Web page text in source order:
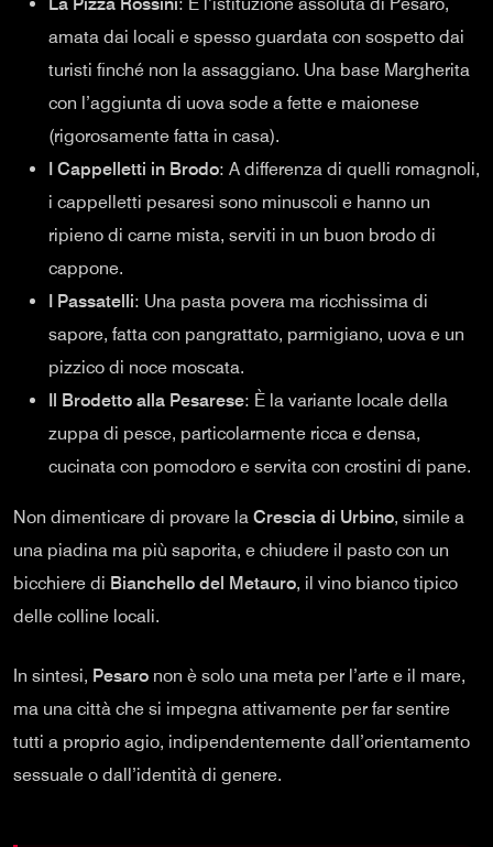
amata dai locali e spesso guardata con sospetto dai
turisti finché non la assaggiano. Una base Margherita
con l’aggiunta di uova sode a fette e maionese
(rigorosamente fatta in casa).
I Cappelletti in Brodo: A differenza di quelli romagnoli,
i cappelletti pesaresi sono minuscoli e hanno un
ripieno di carne mista, serviti in un buon brodo di
cappone.
I Passatelli: Una pasta povera ma ricchissima di
sapore, fatta con pangrattato, parmigiano, uova e un
pizzico di noce moscata.
Il Brodetto alla Pesarese: È la variante locale della
zuppa di pesce, particolarmente ricca e densa,
cucinata con pomodoro e servita con crostini di pane.
Non dimenticare di provare la Crescia di Urbino, simile a
una piadina ma più saporita, e chiudere il pasto con un
bicchiere di Bianchello del Metauro, il vino bianco tipico
delle colline locali.
In sintesi, Pesaro non è solo una meta per l’arte e il mare,
ma una città che si impegna attivamente per far sentire
tutti a proprio agio, indipendentemente dall’orientamento
sessuale o dall’identità di genere.